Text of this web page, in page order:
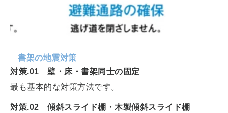
書架の地震対策
対策.01 壁・床・書架同士の固定
最も基本的な対策方法です。
対策.02 傾斜スライド棚・木製傾斜スライド棚